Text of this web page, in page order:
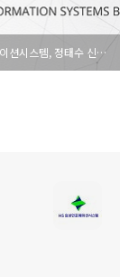
효성인포메이션시스템, 정태수 신임 대표이사 선임